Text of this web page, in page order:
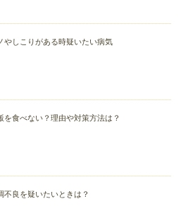
やしこりがある時疑いたい病気
を食べない？理由や対策方法は？
不良を疑いたいときは？